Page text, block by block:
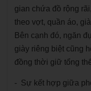
gian chứa đồ rộng
theo vợt, quần áo,
Bên cạnh đó, ngăn
giày riêng biệt cũng
đồng thời giữ tổng
- Sự kết hợp giữa